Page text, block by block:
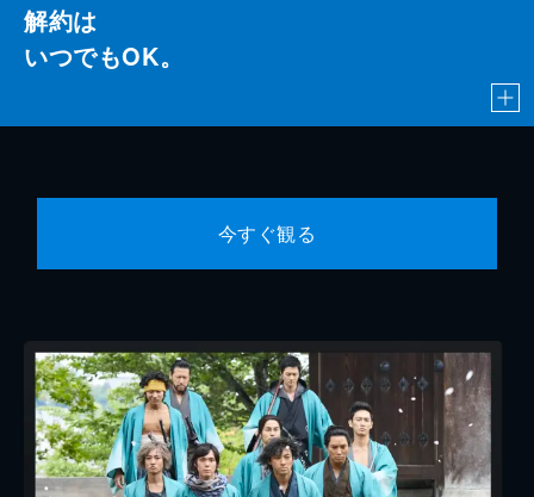
解約は
いつでもOK。
今すぐ観る